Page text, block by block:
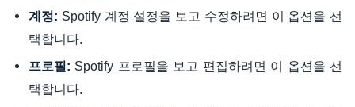
계정: Spotify 계정 설정을 보고 수정하려면 이 옵션을 선
택합니다.
프로필: Spotify 프로필을 보고 편집하려면 이 옵션을 선
택합니다.